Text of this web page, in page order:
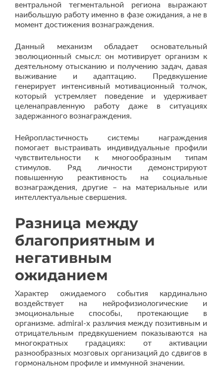
вентральной тегментальной региона выражают
наибольшую работу именно в фазе ожидания, а не в
момент достижения вознаграждения.
Данный механизм обладает основательный
эволюционный смысл: он мотивирует организм к
деятельному отысканию и получению задач, давая
выживание и адаптацию. Предвкушение
генерирует интенсивный мотивационный толчок,
который устремляет поведение и удерживает
целенаправленную работу даже в ситуациях
задержанного вознаграждения.
Нейропластичность системы награждения
помогает выстраивать индивидуальные профили
чувствительности к многообразным типам
стимулов. Ряд личности демонстрируют
повышенную реактивность на социальные
вознаграждения, другие – на материальные или
интеллектуальные свершения.
Разница между
благоприятным и
негативным
ожиданием
Характер ожидаемого события кардинально
воздействует на нейрофизиологические и
эмоциональные способы, протекающие в
организме. admiral-x различия между позитивным и
отрицательным предвкушением показываются на
многократных градациях: от активации
разнообразных мозговых организаций до сдвигов в
гормональном профиле и иммунной значении.